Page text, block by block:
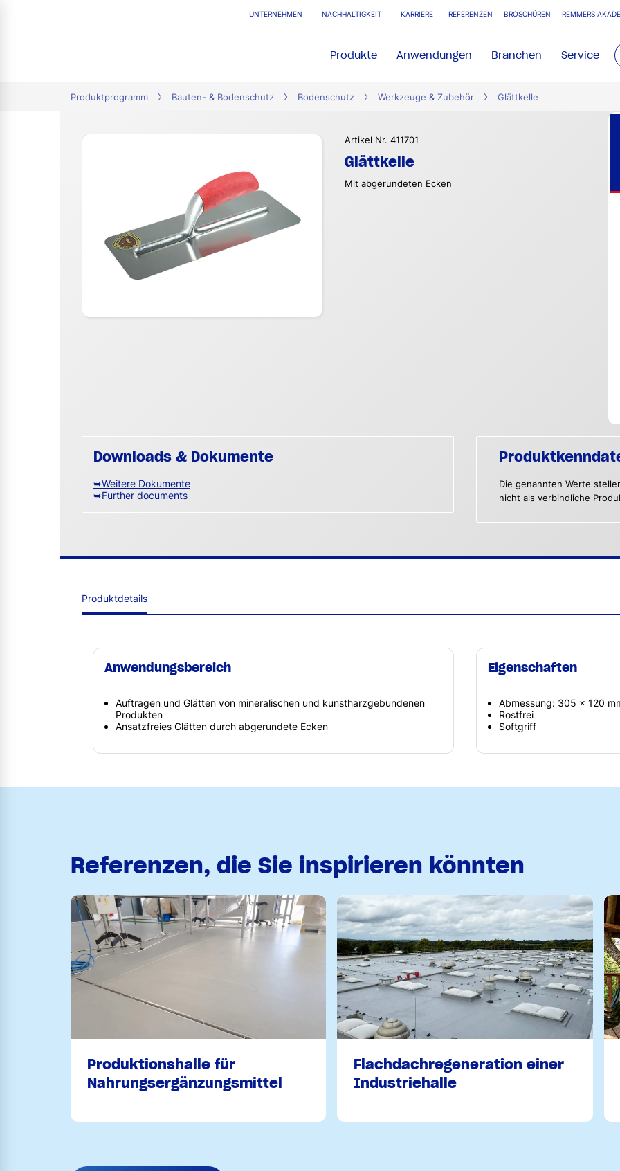
UNTERNEHMEN NACHHALTIGKEIT KARRIERE REFERENZEN BROSCHÜREN REMMERS
Produkte Anwendungen Branchen Service
Produktprogramm Bauten- & Bodenschutz Bodenschutz Werkzeuge & Zubehör Glättkelle
Artikel Nr. 411701
Glättkelle
Mit abgerundeten Ecken
Downloads & Dokumente
➥Weitere Dokumente
➥Further documents
Die genannten Werte
nicht als verbindliche
Produktdetails
Anwendungsbereich
Auftragen und Glätten von mineralischen und kunstharzgebundenen
Produkten
Ansatzfreies Glätten durch abgerundete Ecken
Eigenschaften
Abmessung: 305 x 120
Rostfrei
Softgriff
Referenzen, die Sie inspirieren könnten
Produktionshalle für
Nahrungsergänzungsmittel
Flachdachregeneration einer
Industriehalle